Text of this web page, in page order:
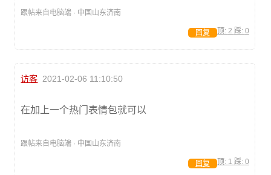
跟帖来自电脑端 · 中国山东济南
顶: 2 踩: 0
回复
访客 2021-02-06 11:10:50
在加上一个热门表情包就可以
跟帖来自电脑端 · 中国山东济南
顶: 1 踩: 0
回复